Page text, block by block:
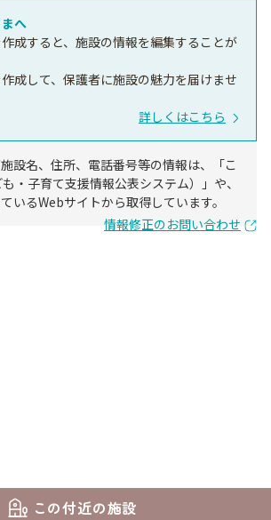
へ
成すると、施設の情報を編集することが
成して、保護者に施設の魅力を届けませ
詳しくはこちら
設名、住所、電話番号等の情報は、「こ
・子育て支援情報公表システム）」や、
いるWebサイトから取得しています。
情報修正のお問い合わせ
この付近の施設